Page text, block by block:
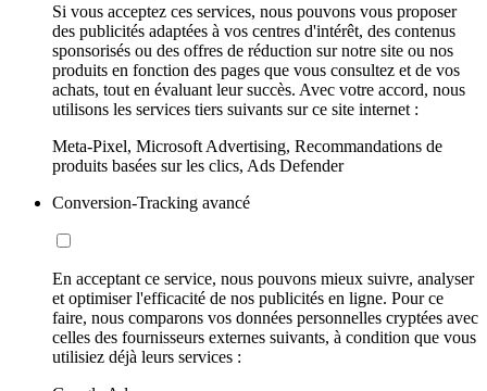
Si vous acceptez ces services, nous pouvons vous proposer
des publicités adaptées à vos centres d'intérêt, des contenus
sponsorisés ou des offres de réduction sur notre site ou nos
produits en fonction des pages que vous consultez et de vos
achats, tout en évaluant leur succès. Avec votre accord, nous
utilisons les services tiers suivants sur ce site internet :
Meta-Pixel, Microsoft Advertising, Recommandations de
produits basées sur les clics, Ads Defender
Conversion-Tracking avancé
En acceptant ce service, nous pouvons mieux suivre, analyser
et optimiser l'efficacité de nos publicités en ligne. Pour ce
faire, nous comparons vos données personnelles cryptées avec
celles des fournisseurs externes suivants, à condition que vous
utilisiez déjà leurs services :